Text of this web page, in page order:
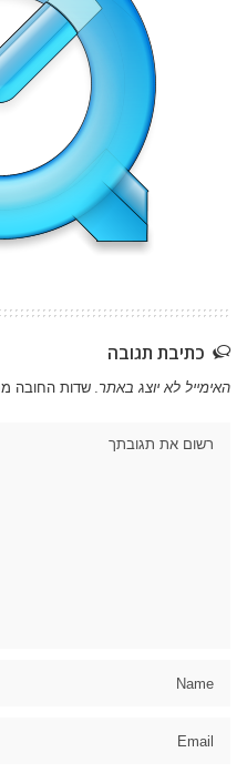
כתיבת תגובה
האימייל לא יוצג באתר. שדות החובה